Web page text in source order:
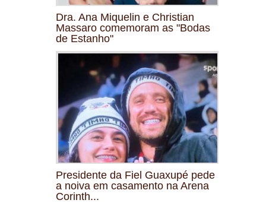
Dra. Ana Miquelin e Christian
Massaro comemoram as "Bodas
de Estanho"
Presidente da Fiel Guaxupé pede
a noiva em casamento na Arena
Corinth...